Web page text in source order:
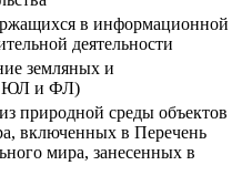
в информационной
деятельности
земляных и
ЮЛ и ФЛ)
природной среды объектов
включенных в Перечень
мира, занесенных в